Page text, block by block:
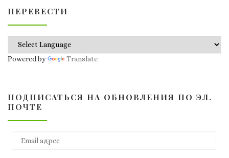
ПЕРЕВЕСТИ
Powered by Translate
ПОДПИСАТЬСЯ НА ОБНОВЛЕНИЯ ПО ЭЛ.
ПОЧТЕ